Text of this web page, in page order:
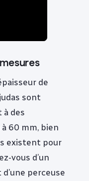
de
sont
à des
60 mm, bien
existent pour
vous d’un
perceuse